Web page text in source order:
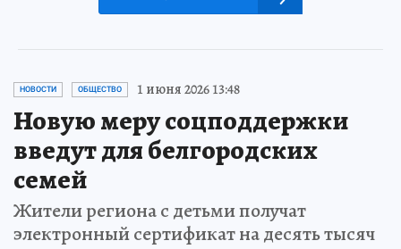
НОВОСТИ ОБЩЕСТВО 1 июня 2026 13:48
Новую меру соцподдержки
введут для белгородских
семей
Жители региона с детьми получат
электронный сертификат на десять тысяч